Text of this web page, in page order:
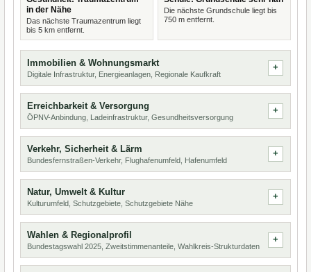
in der Nähe
Das nächste Traumazentrum liegt
bis 5 km entfernt.
Die nächste Grundschule liegt bis
750 m entfernt.
Immobilien & Wohnungsmarkt
Digitale Infrastruktur, Energieanlagen, Regionale Kaufkraft
Erreichbarkeit & Versorgung
ÖPNV-Anbindung, Ladeinfrastruktur, Gesundheitsversorgung
Verkehr, Sicherheit & Lärm
Bundesfernstraßen-Verkehr, Flughafenumfeld, Hafenumfeld
Natur, Umwelt & Kultur
Kulturumfeld, Schutzgebiete, Schutzgebiete Nähe
Wahlen & Regionalprofil
Bundestagswahl 2025, Zweitstimmenanteile, Wahlkreis-Strukturdaten